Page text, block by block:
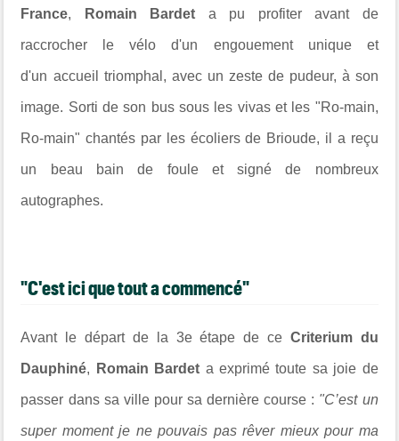
France, Romain Bardet a pu profiter avant de
raccrocher le vélo d'un engouement unique et
d'un accueil triomphal, avec un zeste de pudeur, à son
image. Sorti de son bus sous les vivas et les "Ro-main,
Ro-main" chantés par les écoliers de Brioude, il a reçu
un beau bain de foule et signé de nombreux
autographes.
"C'est ici que tout a commencé"
Avant le départ de la 3e étape de ce Criterium du
Dauphiné, Romain Bardet a exprimé toute sa joie de
passer dans sa ville pour sa dernière course : "C’est un
super moment je ne pouvais pas rêver mieux pour ma